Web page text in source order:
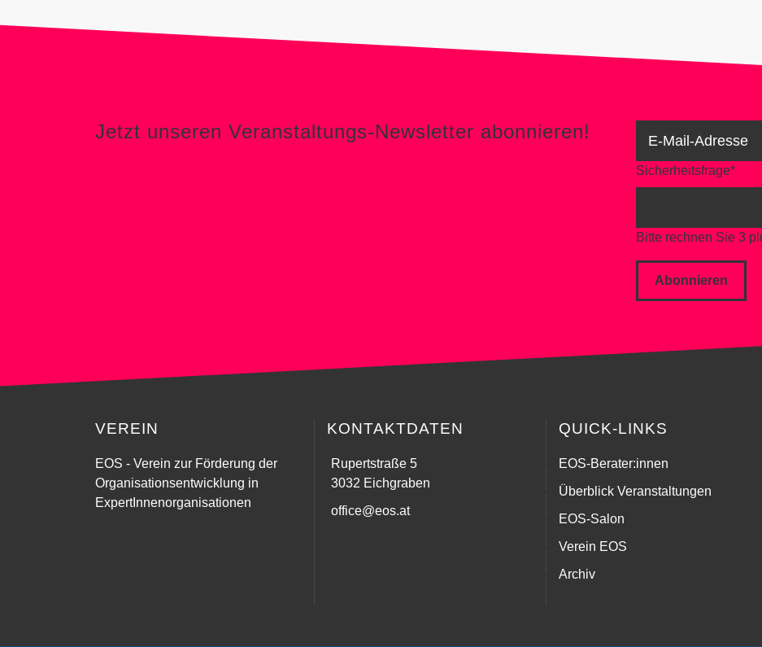
Jetzt unseren Veranstaltungs-Newsletter abonnieren!
Sicherheitsfrage*
Bitte rechnen Sie 3
Abonnieren
VEREIN
EOS - Verein zur Förderung der
Organisationsentwicklung in
ExpertInnenorganisationen
KONTAKTDATEN
Rupertstraße 5
3032 Eichgraben
office@eos.at
QUICK-LINKS
EOS-Berater:innen
Überblick Veranstaltungen
EOS-Salon
Verein EOS
Archiv